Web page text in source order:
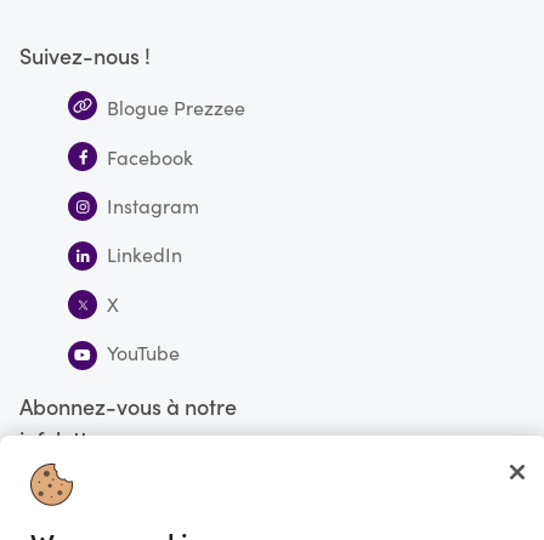
Suivez-nous !
Blogue Prezzee
Facebook
Instagram
LinkedIn
X
YouTube
Abonnez-vous à notre
infolettre